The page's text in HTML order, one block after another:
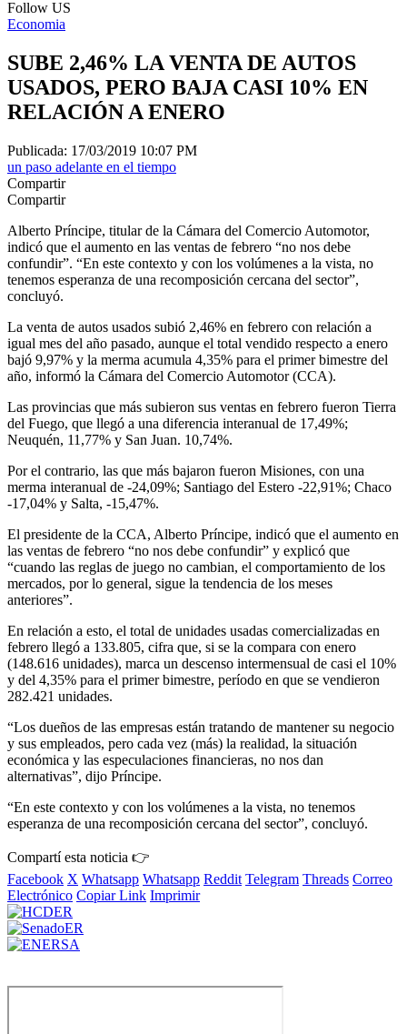
Follow US
Economia
SUBE 2,46% LA VENTA DE AUTOS
USADOS, PERO BAJA CASI 10% EN
RELACIÓN A ENERO
Publicada: 17/03/2019 10:07 PM
un paso adelante en el tiempo
Compartir
Compartir
Alberto Príncipe, titular de la Cámara del Comercio Automotor,
indicó que el aumento en las ventas de febrero “no nos debe
confundir”. “En este contexto y con los volúmenes a la vista, no
tenemos esperanza de una recomposición cercana del sector”,
concluyó.
La venta de autos usados subió 2,46% en febrero con relación a
igual mes del año pasado, aunque el total vendido respecto a enero
bajó 9,97% y la merma acumula 4,35% para el primer bimestre del
año, informó la Cámara del Comercio Automotor (CCA).
Las provincias que más subieron sus ventas en febrero fueron Tierra
del Fuego, que llegó a una diferencia interanual de 17,49%;
Neuquén, 11,77% y San Juan. 10,74%.
Por el contrario, las que más bajaron fueron Misiones, con una
merma interanual de -24,09%; Santiago del Estero -22,91%; Chaco
-17,04% y Salta, -15,47%.
El presidente de la CCA, Alberto Príncipe, indicó que el aumento en
las ventas de febrero “no nos debe confundir” y explicó que
“cuando las reglas de juego no cambian, el comportamiento de los
mercados, por lo general, sigue la tendencia de los meses
anteriores”.
En relación a esto, el total de unidades usadas comercializadas en
febrero llegó a 133.805, cifra que, si se la compara con enero
(148.616 unidades), marca un descenso intermensual de casi el 10%
y del 4,35% para el primer bimestre, período en que se vendieron
282.421 unidades.
“Los dueños de las empresas están tratando de mantener su negocio
y sus empleados, pero cada vez (más) la realidad, la situación
económica y las especulaciones financieras, no nos dan
alternativas”, dijo Príncipe.
“En este contexto y con los volúmenes a la vista, no tenemos
esperanza de una recomposición cercana del sector”, concluyó.
Compartí esta noticia 👉
Facebook X Whatsapp Whatsapp Reddit Telegram Threads Correo
Electrónico Copiar Link Imprimir